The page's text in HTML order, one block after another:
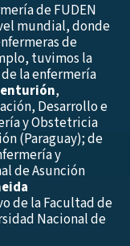
de FUDEN
mundial, donde
de
tuvimos la
la enfermería
,
Desarrollo e
y Obstetricia
(Paraguay); de
y
de Asunción
de la Facultad de
Nacional de